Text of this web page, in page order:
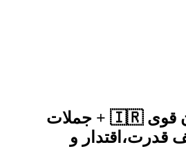
متن در مورد ایران قوی 🇮🇷 + جملات
و